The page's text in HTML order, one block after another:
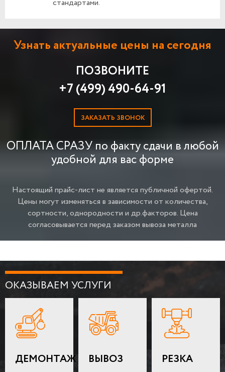
стандартами.
Узнать актуальные цены на сегодня
ПОЗВОНИТЕ
+7 (499) 490-64-91
ЗАКАЗАТЬ ЗВОНОК
ОПЛАТА СРАЗУ по факту сдачи в любой
удобной для вас форме
Настоящий прайс-лист не является публичной офертой.
Цены могут изменяться в зависимости от количества,
сортности, однородности и др.факторов. Цена
согласовывается перед заказом вывоза металла
ОКАЗЫВАЕМ УСЛУГИ
ДЕМОНТАЖ ВЫВОЗ РЕЗКА